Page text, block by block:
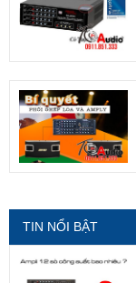
TIN NỔI BẬT